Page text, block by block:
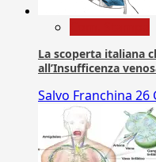
La scoperta italiana
all’Insufficenza
Salvo Franchina 26